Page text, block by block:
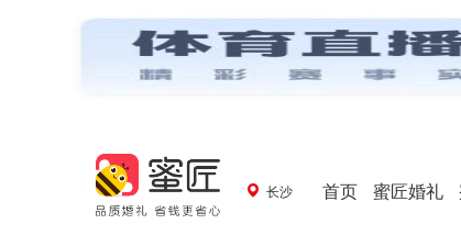
长沙 首页 蜜匠婚礼